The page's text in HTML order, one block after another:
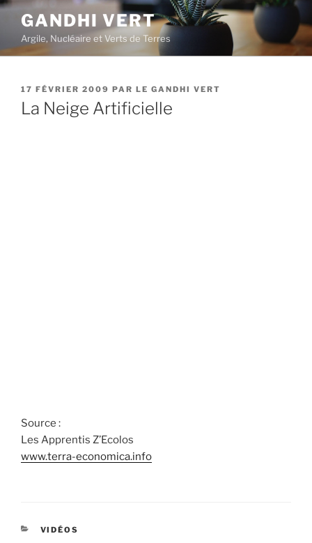
Aller
contenu
principal
GANDHI VERT
Argile, Nucléaire et Verts de Terres
PUBLIÉ
LE
17 FÉVRIER 2009 PAR LE GANDHI VERT
La Neige Artificielle
Source :
Les Apprentis Z’Ecolos
www.terra-economica.info
CATÉGORIES
VIDÉOS